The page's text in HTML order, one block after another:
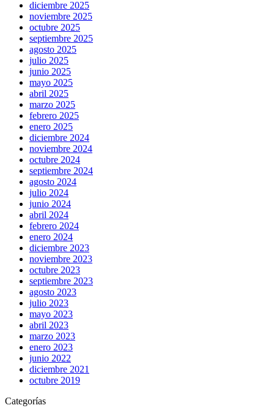
diciembre 2025
noviembre 2025
octubre 2025
septiembre 2025
agosto 2025
julio 2025
junio 2025
mayo 2025
abril 2025
marzo 2025
febrero 2025
enero 2025
diciembre 2024
noviembre 2024
octubre 2024
septiembre 2024
agosto 2024
julio 2024
junio 2024
abril 2024
febrero 2024
enero 2024
diciembre 2023
noviembre 2023
octubre 2023
septiembre 2023
agosto 2023
julio 2023
mayo 2023
abril 2023
marzo 2023
enero 2023
junio 2022
diciembre 2021
octubre 2019
Categorías